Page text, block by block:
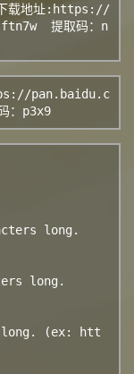
载地址:https://
ftn7w
  提取码：n
pan.baidu.c
：p3x9
long.
long.
long. (ex: htt